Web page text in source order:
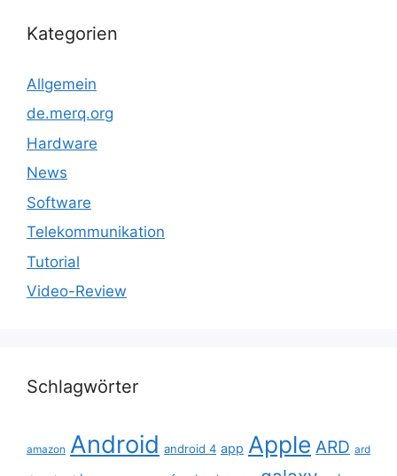
Kategorien
Allgemein
de.merq.org
Hardware
News
Software
Telekommunikation
Tutorial
Video-Review
Schlagwörter
amazon Android android 4 app Apple ARD ard